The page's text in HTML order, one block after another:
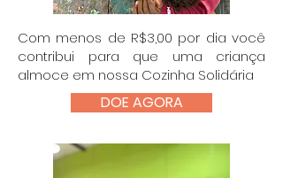
Com menos de R$3,00 por dia você
contribui para que uma criança
almoce em nossa Cozinha Solidária
DOE AGORA